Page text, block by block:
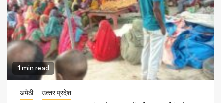
1 min read
अमेठी उत्‍तर प्रदेश